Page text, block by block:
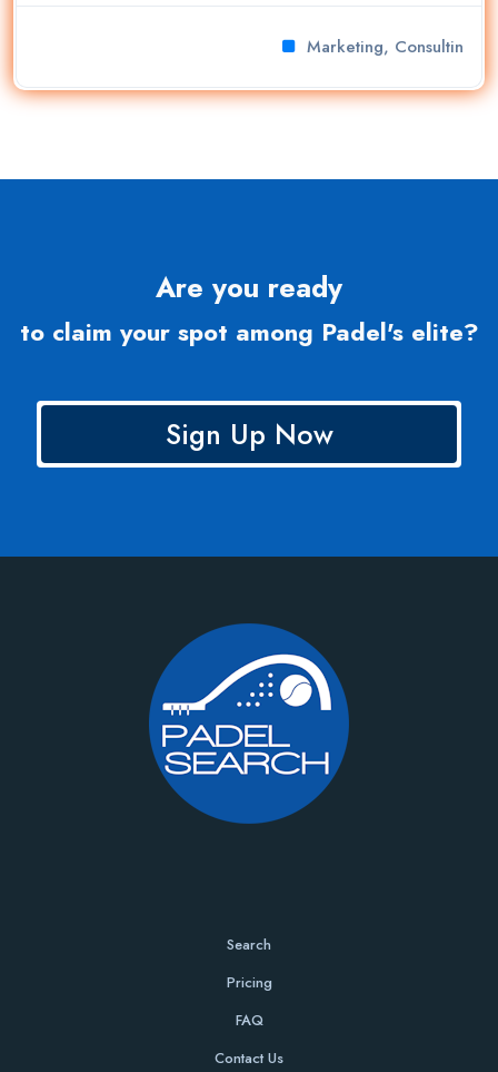
Marketing, Consulting,
Are you ready
to claim your spot among Padel's elite?
Sign Up Now
Search
Pricing
FAQ
Contact Us